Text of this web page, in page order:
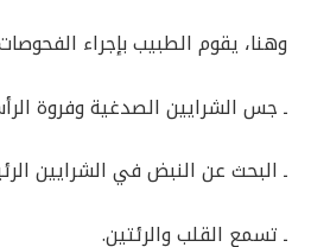
وهنا، يقوم الطبيب بإجراء
ـ جس الشرايين الصدغية وفروة
ـ البحث عن النبض في الشرايين
ـ تسمع القلب والرئتين.